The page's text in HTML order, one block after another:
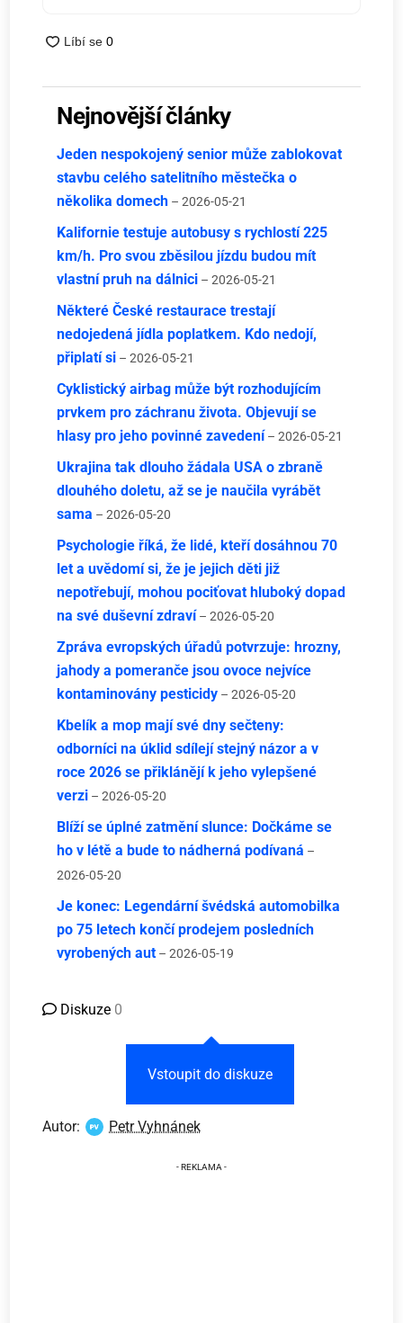
Nejnovější články
Jeden nespokojený senior může zablokovat
stavbu celého satelitního městečka o
několika domech – 2026-05-21
Kalifornie testuje autobusy s rychlostí 225
km/h. Pro svou zběsilou jízdu budou mít
vlastní pruh na dálnici – 2026-05-21
Některé České restaurace trestají
nedojedená jídla poplatkem. Kdo nedojí,
připlatí si – 2026-05-21
Cyklistický airbag může být rozhodujícím
prvkem pro záchranu života. Objevují se
hlasy pro jeho povinné zavedení – 2026-05-21
Ukrajina tak dlouho žádala USA o zbraně
dlouhého doletu, až se je naučila vyrábět
sama – 2026-05-20
Psychologie říká, že lidé, kteří dosáhnou 70
let a uvědomí si, že je jejich děti již
nepotřebují, mohou pociťovat hluboký dopad
na své duševní zdraví – 2026-05-20
Zpráva evropských úřadů potvrzuje: hrozny,
jahody a pomeranče jsou ovoce nejvíce
kontaminovány pesticidy – 2026-05-20
Kbelík a mop mají své dny sečteny:
odborníci na úklid sdílejí stejný názor a v
roce 2026 se přiklánějí k jeho vylepšené
verzi – 2026-05-20
Blíží se úplné zatmění slunce: Dočkáme se
ho v létě a bude to nádherná podívaná –
2026-05-20
Je konec: Legendární švédská automobilka
po 75 letech končí prodejem posledních
vyrobených aut – 2026-05-19
Diskuze 0
Vstoupit do diskuze
Autor: Petr Vyhnánek